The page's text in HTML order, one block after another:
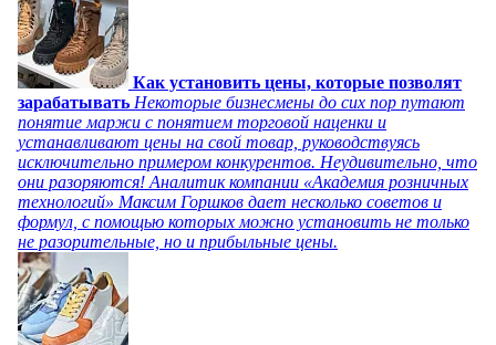
Как установить цены, которые позволят
зарабатывать Некоторые бизнесмены до сих пор путают
понятие маржи с понятием торговой наценки и
устанавливают цены на свой товар, руководствуясь
исключительно примером конкурентов. Неудивительно, что
они разоряются! Аналитик компании «Академия розничных
технологий» Максим Горшков дает несколько советов и
формул, с помощью которых можно установить не только
не разорительные, но и прибыльные цены.